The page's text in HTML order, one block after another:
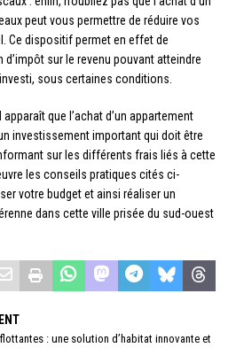
peut vous permettre de réduire vos
Ce dispositif permet en effet de
d’impôt sur le revenu pouvant atteindre
sous certaines conditions.
que l’achat d’un appartement
investissement important qui doit être
sur les différents frais liés à cette
les conseils pratiques cités ci-
votre budget et ainsi réaliser un
dans cette ville prisée du sud-ouest
: une solution d’habitat innovante et